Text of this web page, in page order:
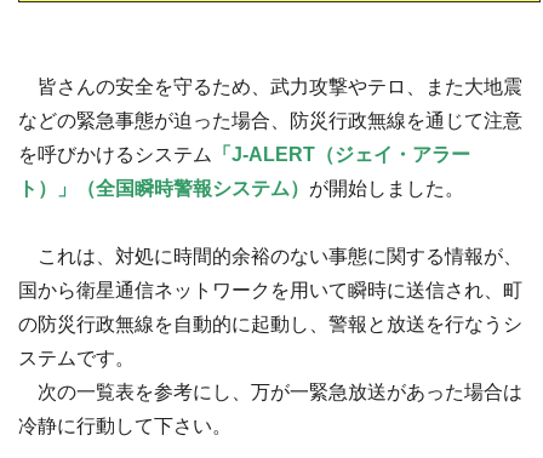
皆さんの安全を守るため、武力攻撃やテロ、また大地震
などの緊急事態が迫った場合、防災行政無線を通じて注意
を呼びかけるシステム
「J-ALERT（ジェイ・アラー
ト）」（全国瞬時警報システム） が開始しました。
これは、対処に時間的余裕のない事態に関する情報が、
国から衛星通信ネットワークを用いて瞬時に送信され、町
の防災行政無線を自動的に起動し、警報と放送を行なうシ
ステムです。
次の一覧表を参考にし、万が一緊急放送があった場合は
冷静に行動して下さい。